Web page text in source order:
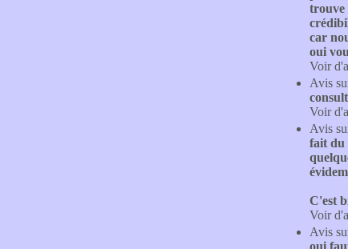
trouve
car
oui
Voir
Avis
Voir
Avis
fait du
C'est
Voir
Avis
oui